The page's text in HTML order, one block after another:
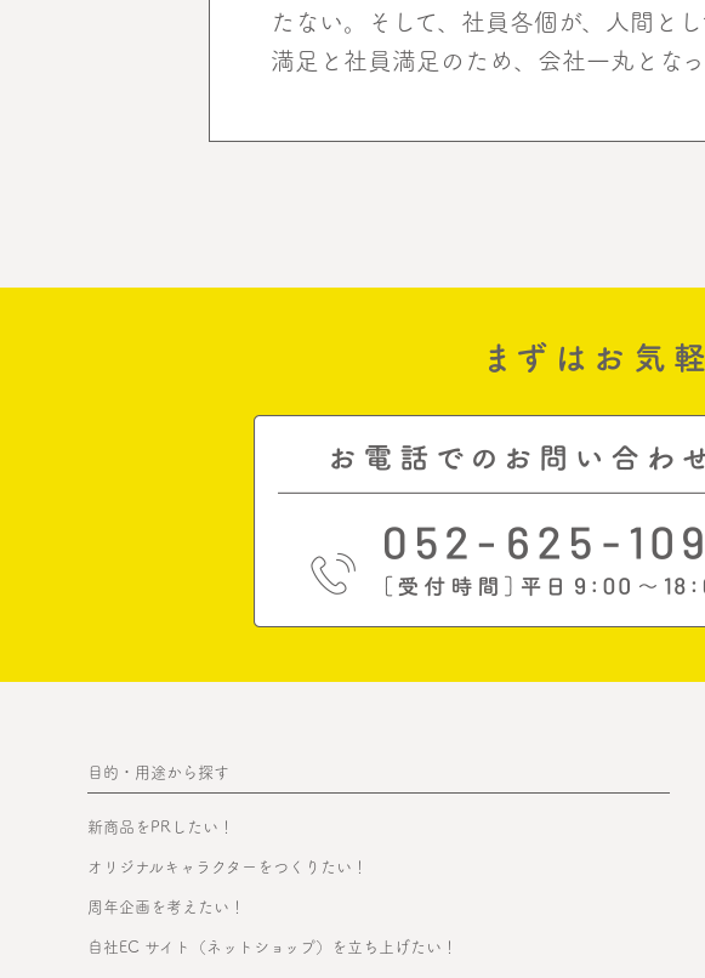
たない。そして、社員各個が、人間と
満足と社員満足のため、会社一丸とな
目的・用途から探す
新商品をPRしたい！
オリジナルキャラクターをつくりたい！
周年企画を考えたい！
自社EC サイト（ネットショップ）を立ち上げたい！